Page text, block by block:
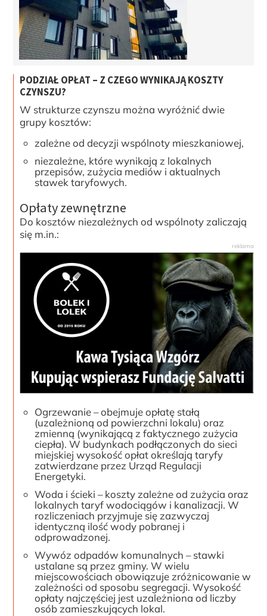
PODZIAŁ OPŁAT – Z CZEGO WYNIKAJĄ KOSZTY
CZYNSZU?
W strukturze czynszu można wyróżnić dwie
grupy kosztów:
zależne od decyzji wspólnoty mieszkaniowej,
niezależne, które wynikają z lokalnych
przepisów, zużycia mediów i aktualnych
stawek taryfowych.
Opłaty zewnętrzne
Do kosztów niezależnych od wspólnoty zaliczają
się m.in.:
Ogrzewanie – obejmuje opłatę stałą
(uzależnioną od powierzchni lokalu) oraz
zmienną (wynikającą z faktycznego zużycia
ciepła). W budynkach podłączonych do sieci
miejskiej wysokość opłat określają taryfy
zatwierdzane przez Urząd Regulacji
Energetyki.
Woda i ścieki – koszty zależne od zużycia oraz
lokalnych taryf wodociągów i kanalizacji. W
rozliczeniach przyjmuje się zazwyczaj
identyczną ilość wody pobranej i
odprowadzonej.
Wywóz odpadów komunalnych – stawki
ustalane są przez gminy. W wielu
miejscowościach obowiązuje zróżnicowanie w
zależności od sposobu segregacji. Wysokość
opłaty najczęściej jest uzależniona od liczby
osób zamieszkujących lokal.